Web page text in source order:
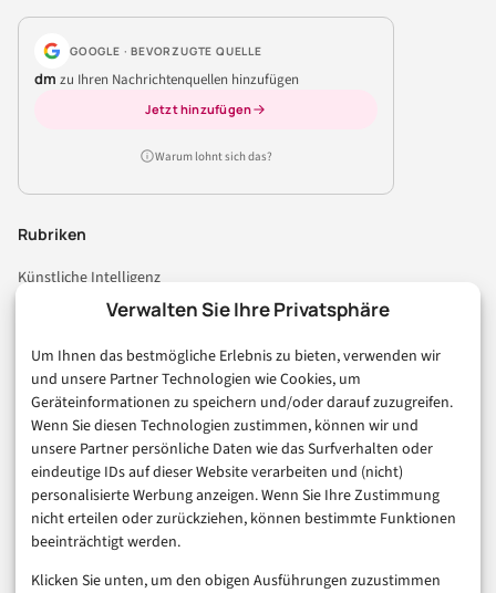
Verwalten Sie Ihre Privatsphäre
Um Ihnen das bestmögliche Erlebnis zu bieten, verwenden wir
und unsere Partner Technologien wie Cookies, um
Geräteinformationen zu speichern und/oder darauf zuzugreifen.
Wenn Sie diesen Technologien zustimmen, können wir und
unsere Partner persönliche Daten wie das Surfverhalten oder
eindeutige IDs auf dieser Website verarbeiten und (nicht)
personalisierte Werbung anzeigen. Wenn Sie Ihre Zustimmung
nicht erteilen oder zurückziehen, können bestimmte Funktionen
beeinträchtigt werden.
Klicken Sie unten, um den obigen Ausführungen zuzustimmen
GOOGLE · BEVORZUGTE QUELLE
dm zu Ihren Nachrichtenquellen hinzufügen
Jetzt hinzufügen
Warum lohnt sich das?
Rubriken
Künstliche Intelligenz
Technologie & IT
Consumer & Digital Life
Marketing
Finanzen & FinTech
Business & Karriere
Sicherheit & Recht
Digitalisierung
Marketing